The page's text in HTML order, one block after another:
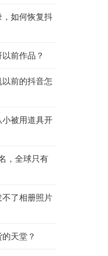
如何恢复抖
前作品？
前的抖音怎
被用道具开
，全球只有
了相册照片
天堂？